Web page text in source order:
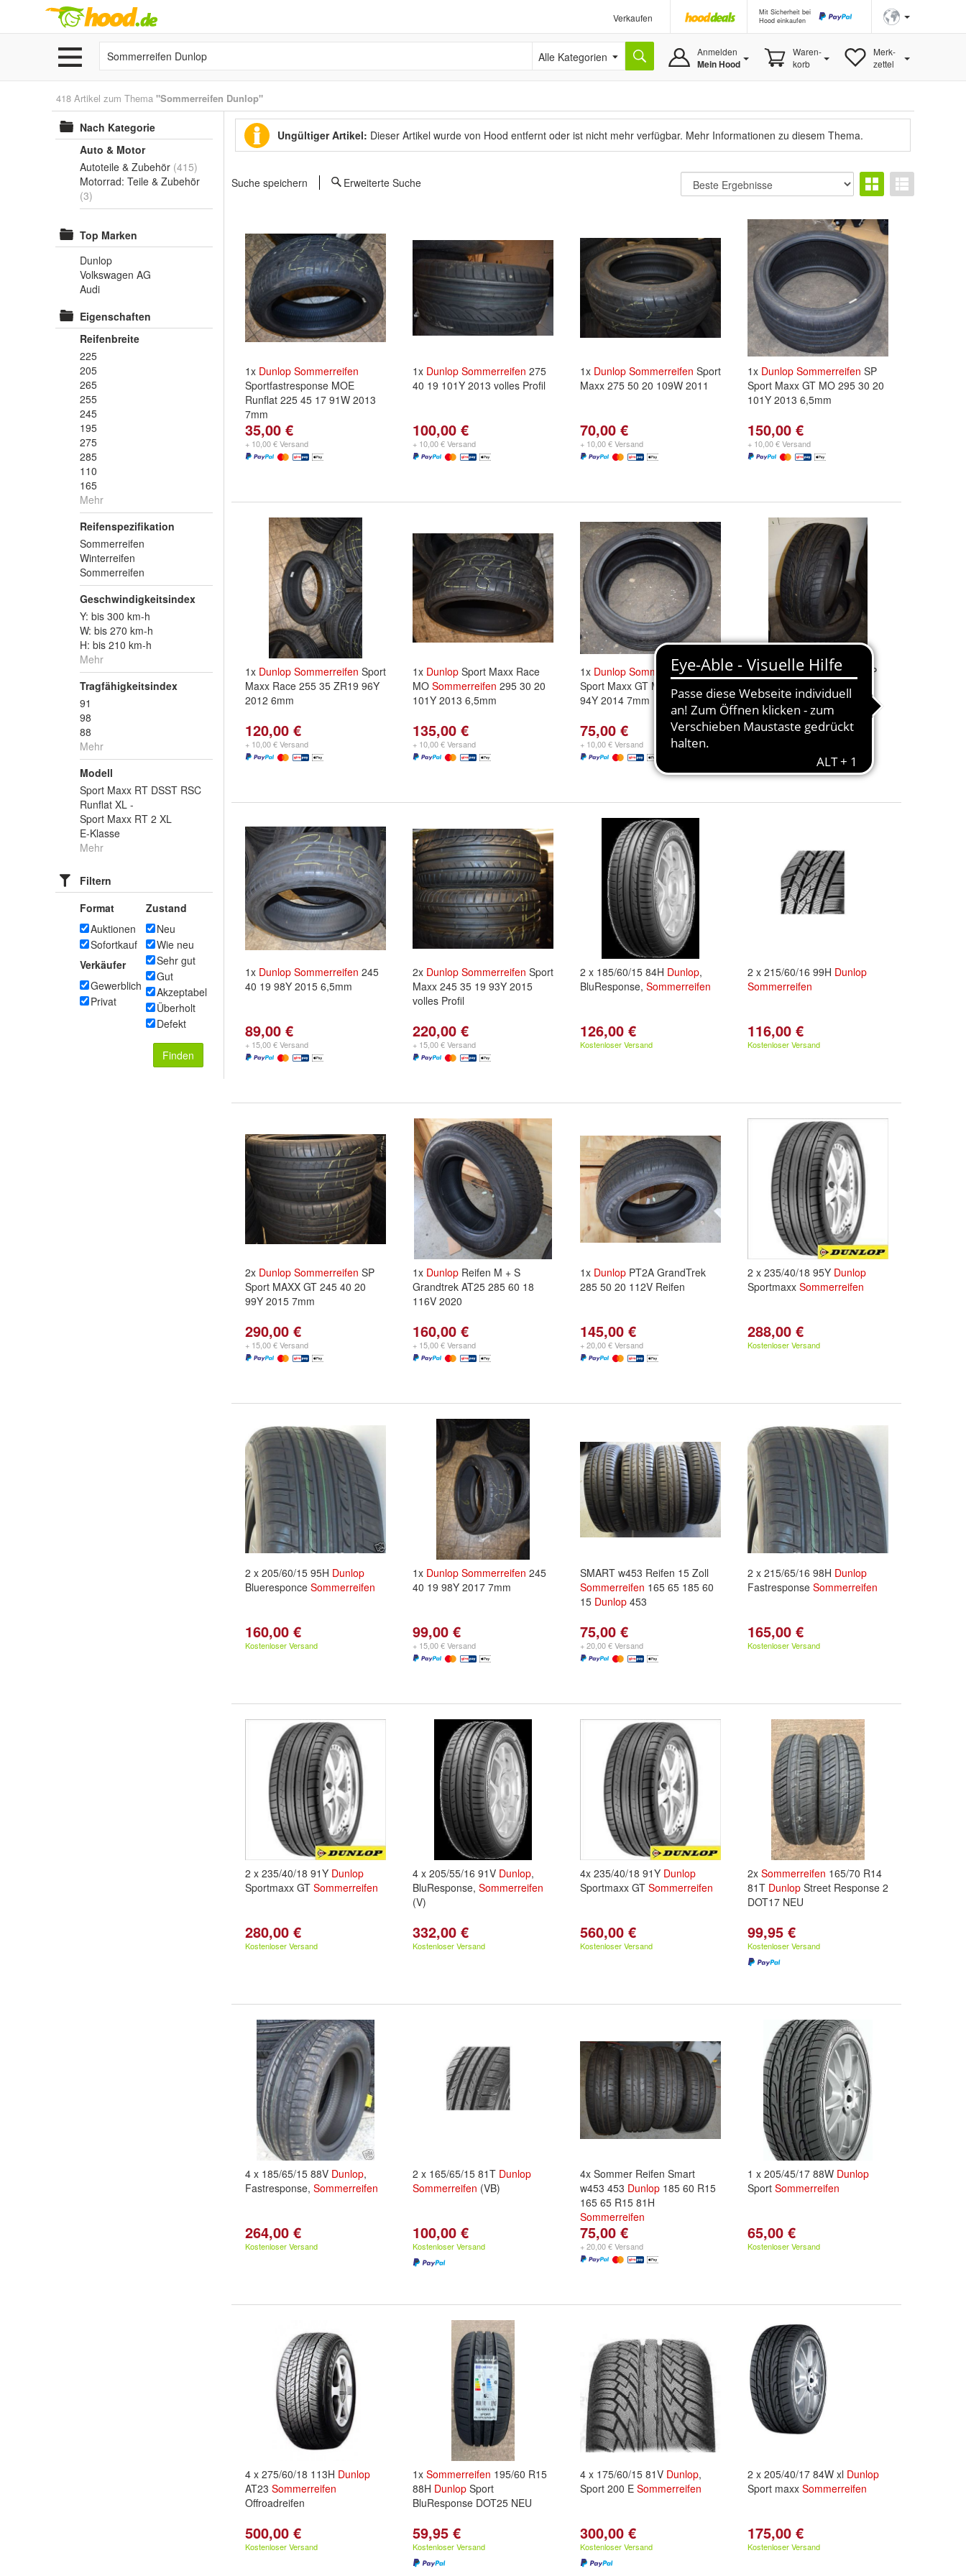
Verkaufen
Mit Sicherheit bei
Hood einkaufen
Alle Kategorien Anmelden
Mein Hood
Waren-
korb
Merk-
zettel
418 Artikel zum Thema "Sommerreifen Dunlop"
Nach Kategorie
Auto & Motor
Autoteile & Zubehör (415)
Motorrad: Teile & Zubehör
(3)
Top Marken
Dunlop
Volkswagen AG
Audi
Eigenschaften
Reifenbreite
225
205
265
255
245
195
275
285
110
165
Mehr
Reifenspezifikation
Sommerreifen
Winterreifen
Sommerreifen
Geschwindigkeitsindex
Y: bis 300 km-h
W: bis 270 km-h
H: bis 210 km-h
Mehr
Tragfähigkeitsindex
91
98
88
Mehr
Modell
Sport Maxx RT DSST RSC
Runflat XL -
Sport Maxx RT 2 XL
E-Klasse
Mehr
Filtern
Format
Auktionen
Sofortkauf
Verkäufer
Gewerblich
Privat
Zustand
Neu
Wie neu
Sehr gut
Gut
Akzeptabel
Überholt
Defekt
Finden
Ungültiger Artikel: Dieser Artikel wurde von Hood entfernt oder ist nicht mehr verfügbar. Mehr Informationen zu diesem Thema.
Suche speichern Erweiterte Suche
1x Dunlop Sommerreifen
Sportfastresponse MOE
Runflat 225 45 17 91W 2013
7mm
35,00 €
+ 10,00 € Versand
1x Dunlop Sommerreifen 275
40 19 101Y 2013 volles Profil
100,00 €
+ 10,00 € Versand
1x Dunlop Sommerreifen Sport
Maxx 275 50 20 109W 2011
70,00 €
+ 10,00 € Versand
1x Dunlop Sommerreifen SP
Sport Maxx GT MO 295 30 20
101Y 2013 6,5mm
150,00 €
+ 10,00 € Versand
1x Dunlop Sommerreifen Sport
Maxx Race 255 35 ZR19 96Y
2012 6mm
120,00 €
+ 10,00 € Versand
1x Dunlop Sport Maxx Race
MO Sommerreifen 295 30 20
101Y 2013 6,5mm
135,00 €
+ 10,00 € Versand
1x Dunlop SommerreifenSP
Sport Maxx GT Mo 255 35 18
94Y 2014 7mm
75,00 €
+ 10,00 € Versand
2xDunlop Sommerreifen
SP
Sport MAXX 255 45 19 R19
100 V Bj. 2012
160,00 €
1x Dunlop Sommerreifen 245
40 19 98Y 2015 6,5mm
89,00 €
+ 15,00 € Versand
2x Dunlop Sommerreifen Sport
Maxx 245 35 19 93Y 2015
volles Profil
220,00 €
+ 15,00 € Versand
2 x 185/60/15 84H Dunlop,
BluResponse, Sommerreifen
126,00 €
Kostenloser Versand
2 x 215/60/16 99H Dunlop
Sommerreifen
116,00 €
Kostenloser Versand
2x Dunlop Sommerreifen SP
Sport MAXX GT 245 40 20
99Y 2015 7mm
290,00 €
+ 15,00 € Versand
1x Dunlop Reifen M + S
Grandtrek AT25 285 60 18
116V 2020
160,00 €
+ 15,00 € Versand
1x Dunlop PT2A GrandTrek
285 50 20 112V Reifen
145,00 €
+ 20,00 € Versand
2 x 235/40/18 95Y Dunlop
Sportmaxx Sommerreifen
288,00 €
Kostenloser Versand
2 x 205/60/15 95H Dunlop
Blueresponce Sommerreifen
160,00 €
Kostenloser Versand
1x Dunlop Sommerreifen 245
40 19 98Y 2017 7mm
99,00 €
+ 15,00 € Versand
SMART w453 Reifen 15 Zoll
Sommerreifen 165 65 185 60
15 Dunlop 453
75,00 €
+ 20,00 € Versand
2 x 215/65/16 98H Dunlop
Fastresponse Sommerreifen
165,00 €
Kostenloser Versand
2 x 235/40/18 91Y Dunlop
Sportmaxx GT Sommerreifen
280,00 €
Kostenloser Versand
4 x 205/55/16 91V Dunlop,
BluResponse, Sommerreifen
(V)
332,00 €
Kostenloser Versand
4x 235/40/18 91Y Dunlop
Sportmaxx GT Sommerreifen
560,00 €
Kostenloser Versand
2x Sommerreifen 165/70 R14
81T Dunlop Street Response 2
DOT17 NEU
99,95 €
Kostenloser Versand
4 x 185/65/15 88V Dunlop,
Fastresponse, Sommerreifen
264,00 €
Kostenloser Versand
2 x 165/65/15 81T Dunlop
Sommerreifen (VB)
100,00 €
Kostenloser Versand
4x Sommer Reifen Smart
w453 453 Dunlop 185 60 R15
165 65 R15 81H
Sommerreifen
75,00 €
+ 20,00 € Versand
1 x 205/45/17 88W Dunlop
Sport Sommerreifen
65,00 €
Kostenloser Versand
4 x 275/60/18 113H Dunlop
AT23 Sommerreifen
Offroadreifen
500,00 €
Kostenloser Versand
1x Sommerreifen 195/60 R15
88H Dunlop Sport
BluResponse DOT25 NEU
59,95 €
Kostenloser Versand
4 x 175/60/15 81V Dunlop,
Sport 200 E Sommerreifen
300,00 €
Kostenloser Versand
2 x 205/40/17 84W xl Dunlop
Sport maxx Sommerreifen
175,00 €
Kostenloser Versand